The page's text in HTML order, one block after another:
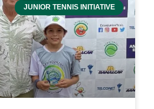
JUNIOR TENNIS INITIATIVE